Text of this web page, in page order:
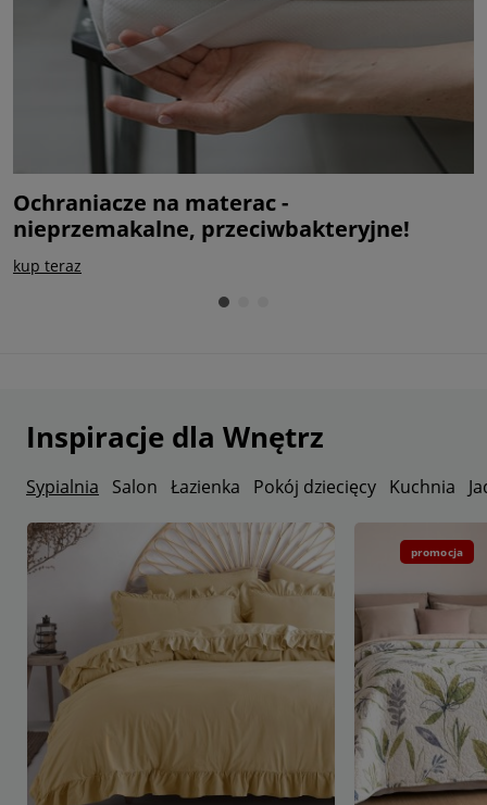
Ochraniacze na materac -
nieprzemakalne, przeciwbakteryjne!
kup teraz
Inspiracje dla Wnętrz
Sypialnia Salon Łazienka Pokój dziecięcy Kuchnia
promocja